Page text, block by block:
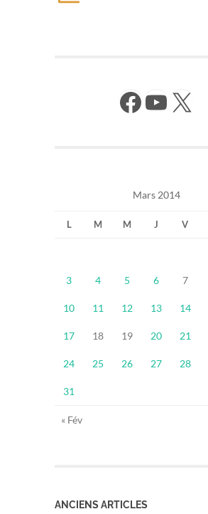
Facebook YouTube X
Mars 2014
L M M J V
3 4 5 6 7
10 11 12 13 14
17 18 19 20 21
24 25 26 27 28
31
« Fév
ANCIENS ARTICLES